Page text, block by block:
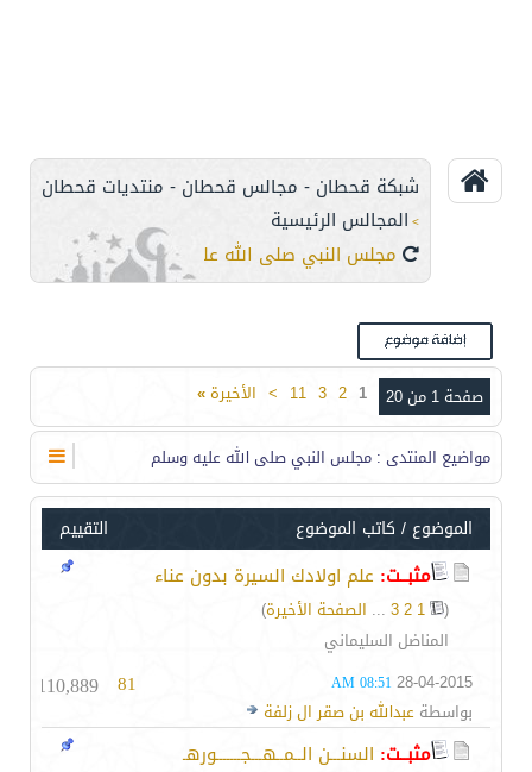
شبكة قحطان - مجالس قحطان - منتديات قحطان
> المجالس الرئيسية
مجلس النبي صلى الله عليه وسلم
صفحة 1 من 20 1
2
3
11
> الأخيرة»
مواضيع المنتدى : مجلس النبي صلى الله عليه وسلم
التقييم الموضوع / كاتب الموضوع
مثبــت: علم اولادك السيرة بدون عناء
(
1
2
3
... الصفحة الأخيرة)
المناضل السليماني
28-04-2015
08:51 AM
بواسطة عبدالله بن صقر ال زلفة
81
110,889
مثبــت: السنـــن الــمــهـــجـــــــورهـ